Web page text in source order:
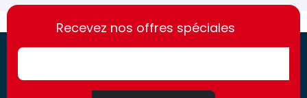
https://france-
access.fr
https://france-
access.fr
Recevez nos offres spéciales